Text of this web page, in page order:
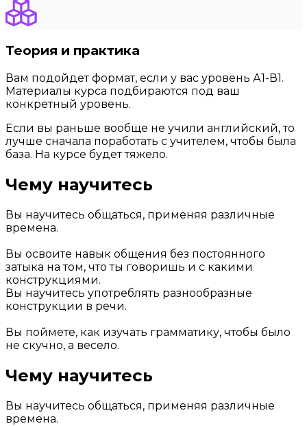
Теория и практика
Вам подойдет формат, если у вас уровень А1-В1.
Материалы курса подбираются под ваш
конкретный уровень.
Если вы раньше вообще не учили английский, то
лучше сначала поработать с учителем, чтобы была
база. На курсе будет тяжело.
Чему научитесь
Вы научитесь общаться, применяя различные
времена.
Вы освоите навык общения без постоянного
затыка на том, что ты говоришь и с какими
конструкциями.
Вы научитесь употреблять разнообразные
конструкции в речи.
Вы поймете, как изучать грамматику, чтобы было
не скучно, а весело.
Чему научитесь
Вы научитесь общаться, применяя различные
времена.